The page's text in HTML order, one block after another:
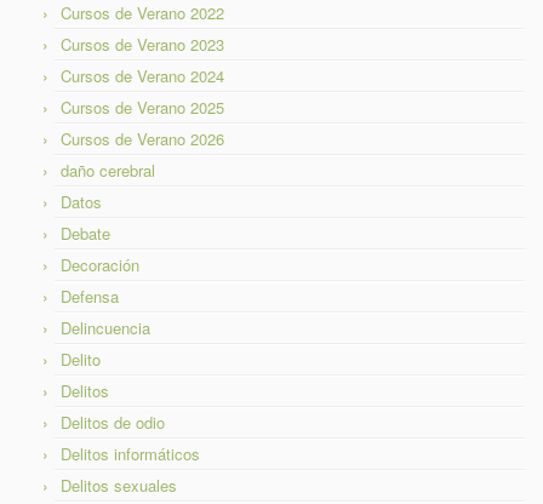
Cursos de Verano 2022
Cursos de Verano 2023
Cursos de Verano 2024
Cursos de Verano 2025
Cursos de Verano 2026
daño cerebral
Datos
Debate
Decoración
Defensa
Delincuencia
Delito
Delitos
Delitos de odio
Delitos informáticos
Delitos sexuales